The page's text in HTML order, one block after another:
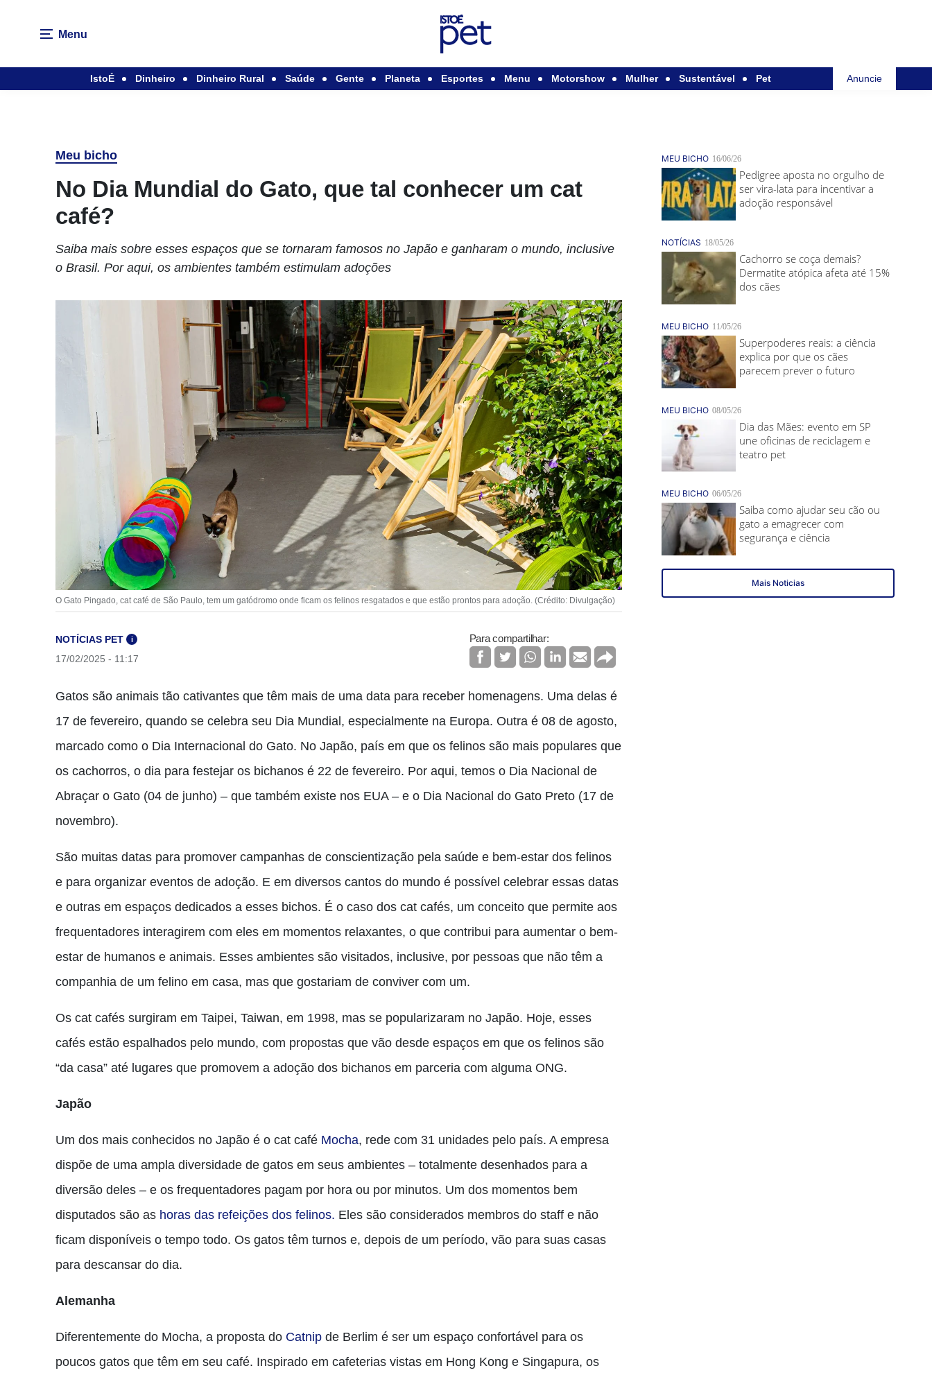
Menu
IstoÉ Dinheiro Dinheiro Rural Saúde Gente Planeta Esportes Menu Motorshow Mulher Sustentável Pet Anuncie
Meu bicho
No Dia Mundial do Gato, que tal conhecer um cat
café?
Saiba mais sobre esses espaços que se tornaram famosos no Japão e ganharam o mundo, inclusive
o Brasil. Por aqui, os ambientes também estimulam adoções
O Gato Pingado, cat café de São Paulo, tem um gatódromo onde ficam os felinos resgatados e que estão prontos para adoção. (Crédito: Divulgação)
NOTÍCIAS PET i
17/02/2025 - 11:17
Para compartilhar:
Gatos são animais tão cativantes que têm mais de uma data para receber homenagens. Uma delas é
17 de fevereiro, quando se celebra seu Dia Mundial, especialmente na Europa. Outra é 08 de agosto,
marcado como o Dia Internacional do Gato. No Japão, país em que os felinos são mais populares que
os cachorros, o dia para festejar os bichanos é 22 de fevereiro. Por aqui, temos o Dia Nacional de
Abraçar o Gato (04 de junho) – que também existe nos EUA – e o Dia Nacional do Gato Preto (17 de
novembro).
São muitas datas para promover campanhas de conscientização pela saúde e bem-estar dos felinos
e para organizar eventos de adoção. E em diversos cantos do mundo é possível celebrar essas datas
e outras em espaços dedicados a esses bichos. É o caso dos cat cafés, um conceito que permite aos
frequentadores interagirem com eles em momentos relaxantes, o que contribui para aumentar o bem-
estar de humanos e animais. Esses ambientes são visitados, inclusive, por pessoas que não têm a
companhia de um felino em casa, mas que gostariam de conviver com um.
Os cat cafés surgiram em Taipei, Taiwan, em 1998, mas se popularizaram no Japão. Hoje, esses
cafés estão espalhados pelo mundo, com propostas que vão desde espaços em que os felinos são
“da casa” até lugares que promovem a adoção dos bichanos em parceria com alguma ONG.
Japão
Um dos mais conhecidos no Japão é o cat café Mocha, rede com 31 unidades pelo país. A empresa
dispõe de uma ampla diversidade de gatos em seus ambientes – totalmente desenhados para a
diversão deles – e os frequentadores pagam por hora ou por minutos. Um dos momentos bem
disputados são as horas das refeições dos felinos. Eles são considerados membros do staff e não
ficam disponíveis o tempo todo. Os gatos têm turnos e, depois de um período, vão para suas casas
para descansar do dia.
Alemanha
Diferentemente do Mocha, a proposta do Catnip de Berlim é ser um espaço confortável para os
poucos gatos que têm em seu café. Inspirado em cafeterias vistas em Hong Kong e Singapura, os